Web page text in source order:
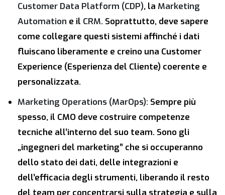
Customer Data Platform (CDP), la Marketing
Automation e il CRM. Soprattutto, deve sapere
come collegare questi sistemi affinché i dati
fluiscano liberamente e creino una Customer
Experience (Esperienza del Cliente) coerente e
personalizzata.
Marketing Operations (MarOps): Sempre più
spesso, il CMO deve costruire competenze
tecniche all’interno del suo team. Sono gli
„ingegneri del marketing” che si occuperanno
dello stato dei dati, delle integrazioni e
dell’efficacia degli strumenti, liberando il resto